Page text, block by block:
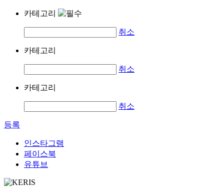
카테고리
취소
카테고리
취소
카테고리
취소
등록
인스타그램
페이스북
유튜브